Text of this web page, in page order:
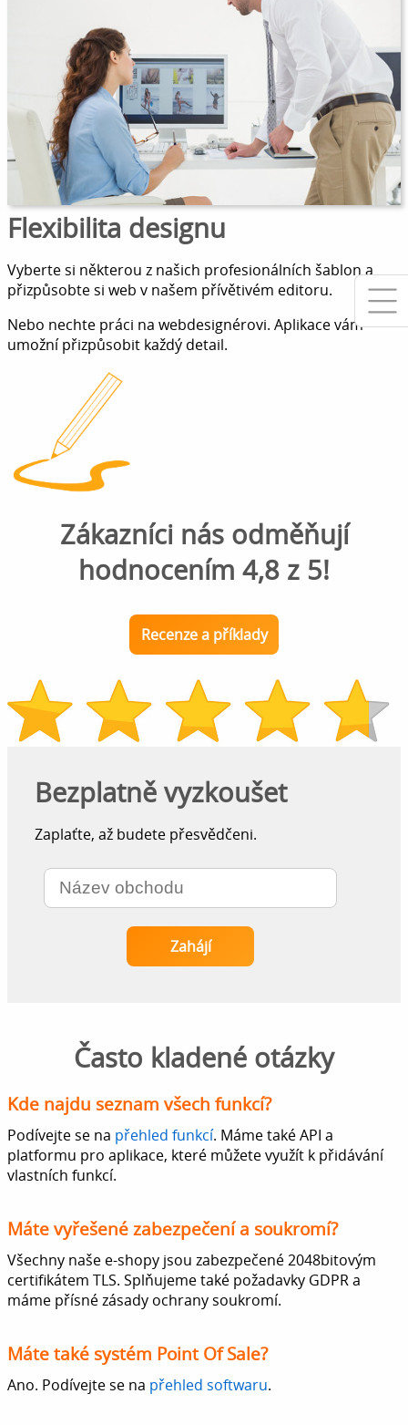
Flexibilita designu
Vyberte si některou z našich profesionálních šablon a
přizpůsobte si web v našem přívětivém editoru.
Nebo nechte práci na webdesignérovi. Aplikace vám
umožní přizpůsobit každý detail.
Zákazníci nás odměňují
hodnocením 4,8 z 5!
Recenze a příklady
Bezplatně vyzkoušet
Zaplaťte, až budete přesvědčeni.
Často kladené otázky
Kde najdu seznam všech funkcí?
Podívejte se na přehled funkcí. Máme také API a
platformu pro aplikace, které můžete využít k přidávání
vlastních funkcí.
Máte vyřešené zabezpečení a soukromí?
Všechny naše e-shopy jsou zabezpečené 2048bitovým
certifikátem TLS. Splňujeme také požadavky GDPR a
máme přísné zásady ochrany soukromí.
Máte také systém Point Of Sale?
Ano. Podívejte se na přehled softwaru.